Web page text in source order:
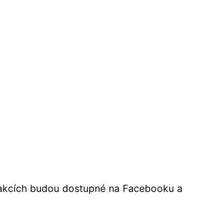
budou dostupné na Facebooku a